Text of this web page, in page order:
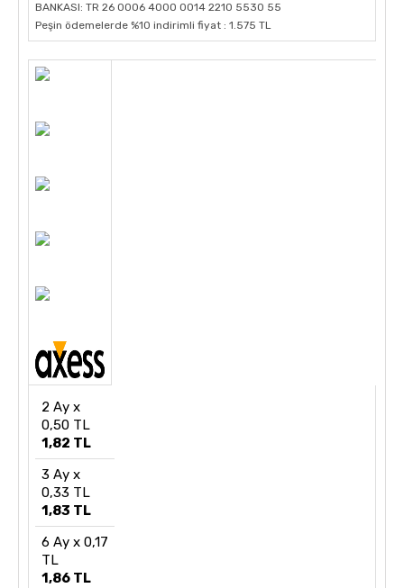
BANKASI: TR 26 0006 4000 0014 2210 5530 55
Peşin ödemelerde %10 indirimli fiyat : 1.575 TL
2 Ay x
0,50 TL
1,82 TL
3 Ay x
0,33 TL
1,83 TL
6 Ay x 0,17
TL
1,86 TL